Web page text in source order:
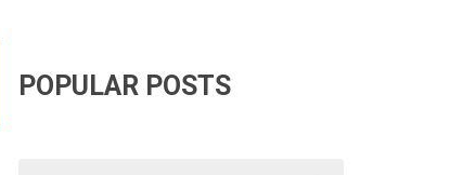
POPULAR POSTS